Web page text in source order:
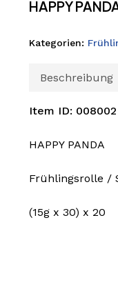
HAPPY
Kategorien:
Beschreibung
Item ID: 008002
HAPPY PANDA
Frühlingsrolle /
(15g x 30) x 20